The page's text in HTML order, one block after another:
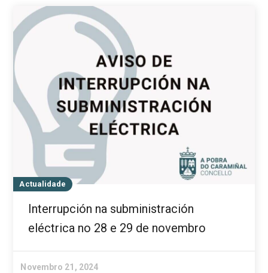
Actualidade
Interrupción na subministración
eléctrica no 28 e 29 de novembro
Novembro 21, 2024